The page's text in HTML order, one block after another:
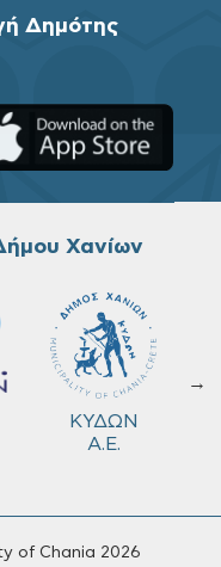
Δημότης
Χανίων
ΚΥΔΩΝ
Α.Ε.
→
of Chania 2026